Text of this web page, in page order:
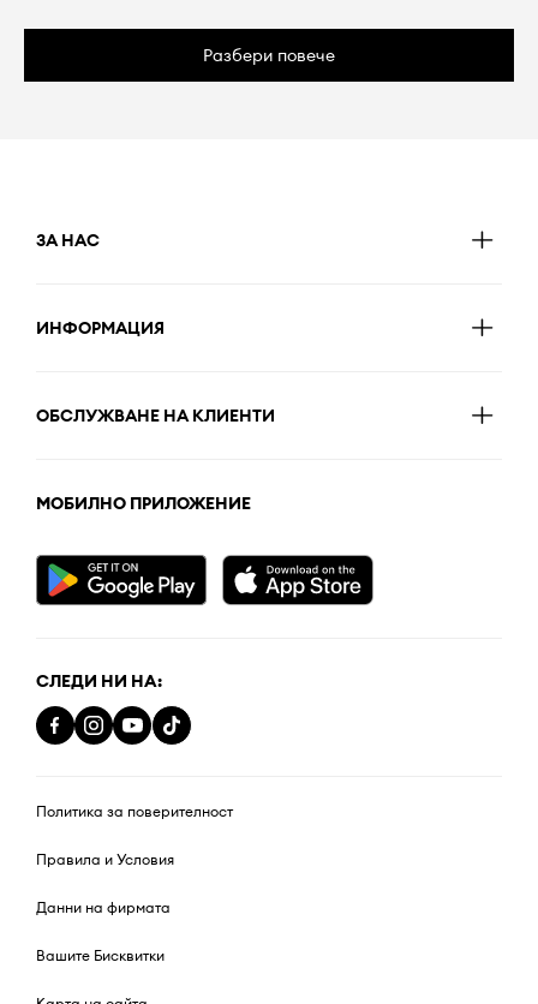
Разбери повече
ЗА НАС
ИНФОРМАЦИЯ
ОБСЛУЖВАНЕ НА КЛИЕНТИ
МОБИЛНО ПРИЛОЖЕНИЕ
СЛЕДИ НИ НА:
Политика за поверителност
Правила и Условия
Данни на фирмата
Вашите Бисквитки